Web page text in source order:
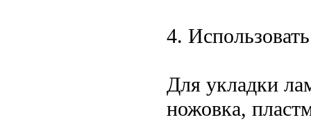
4.
Для укладки
ножовка,